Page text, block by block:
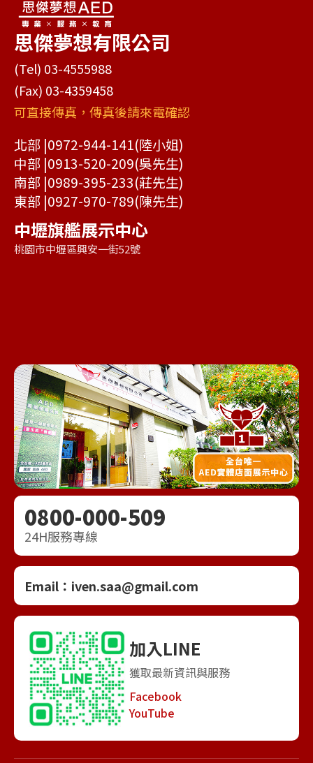
思傑夢想有限公司
(Tel) 03-4555988
(Fax) 03-4359458
可直接傳真，傳真後請來電確認
北部 |0972-944-141(陸小姐)
中部 |0913-520-209(吳先生)
南部 |0989-395-233(莊先生)
東部 |0927-970-789(陳先生)
中壢旗艦展示中心
桃園市中壢區興安一街52號
0800-000-509
24H服務專線
Email： iven.saa@gmail.com
加入LINE
獲取最新資訊與服務
Facebook
YouTube